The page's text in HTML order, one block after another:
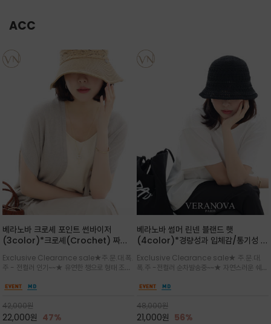
ACC
베라노바 크로셰 포인트 썬바이저
(3color)*크로셰(Crochet) 짜임
미닌한 무드를 연출/벨크로 타입이라 휴
대도 간편
Exclusive Clearance sale★주.문.대.폭.
주 - 전컬러 인기~~★ 유연한 챙으로 형태 조절
말아 휴대하기 좋고, 챙의 모양을 살짝 바꿀 수 있
용성을 모두 갖춘 아이템
42,000원
22,000원 47%
베라노바 썸머 린넨 블랜드 햇
(4color)*경량성과 입체감/통기성 좋
쾌적하게 착용/ 뒷트임 있어서 헤어스타
일링에도 편하게 쓰실수 있습니다
Exclusive Clearance sale★ 주.문.대.
폭.주 -전컬러 순차발송중~~★ 자연스러운 쉐입
련된 포인트/베이직한 컬러 구성으로 어떤 스타
용도 높은 아이템
48,000원
21,000원 56%